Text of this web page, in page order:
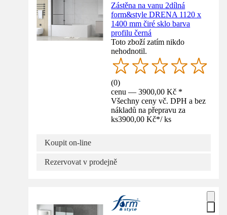
Zástěna na vanu 2dílná
form&style DRENA 1120 x
1400 mm čiré sklo barva
profilu černá
Toto zboží zatím nikdo
nehodnotil.
(0)
cenu — 3900,00 Kč *
Všechny ceny vč. DPH a bez
nákladů na přepravu za
ks3900,00 Kč*/ ks
Koupit on-line
Rezervovat v prodejně